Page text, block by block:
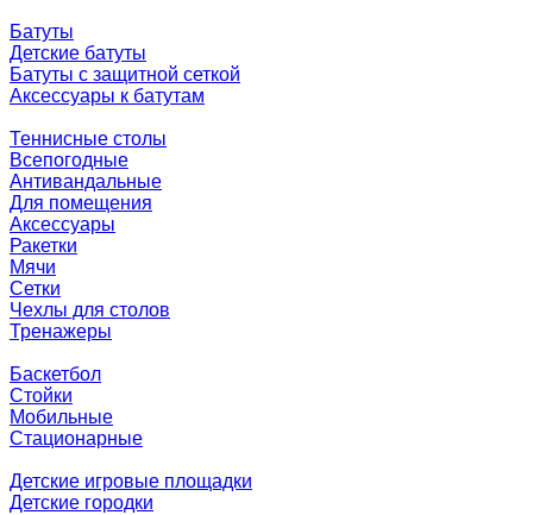
Батуты
Детские батуты
Батуты с защитной сеткой
Аксессуары к батутам
Теннисные столы
Всепогодные
Антивандальные
Для помещения
Аксессуары
Ракетки
Мячи
Сетки
Чехлы для столов
Тренажеры
Баскетбол
Стойки
Мобильные
Стационарные
Детские игровые площадки
Детские городки